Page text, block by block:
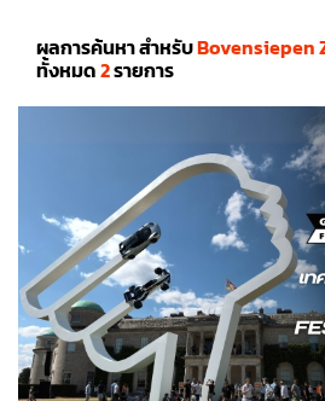
ผลการค้นหา สำหรับBovensiepen
ทั้งหมด2รายการ